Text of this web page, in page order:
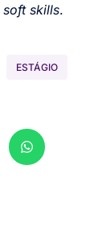
soft skills.
ESTÁGIO